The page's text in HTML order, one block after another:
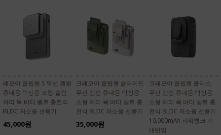
레모아 클립팬 S 무선 캠핑
휴대용 탁상용 소형 슬림
허리 목 바디 벨트 충전식
BLDC 저소음 선풍기
45,000원
크레모아 클립팬 슬라이드
무선 캠핑 휴대용 탁상용
소형 허리 목 바디 벨트 충
전식 BLDC 저소음 선풍기
35,000원
크레모아 클립팬 플러스
무선 캠핑 휴대용 탁상용
소형 허리 목 바디 벨트 충
전식 BLDC 저소음 선풍기
10,000mAh 파워뱅크 기
내반입